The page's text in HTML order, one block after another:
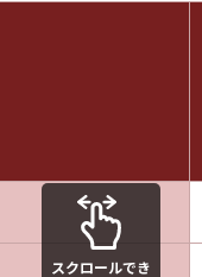
スクロールでき